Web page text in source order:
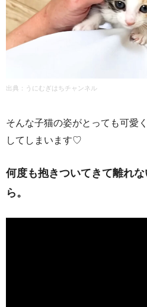
出典：うにむぎはちチャンネル
そんな子猫の姿がとっても可愛
してしまいます♡
何度も抱きついてきて離れ
ら。